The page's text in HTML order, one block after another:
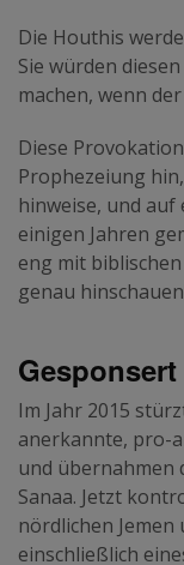
Die Houthis
Sie würden
machen, wenn
Diese
Prophezeiung
hinweise, und
einigen Jahren
eng mit
genau
Im Jahr 2015
anerkannte, pro-
und übernahmen
Sanaa. Jetzt
nördlichen
einschließlich